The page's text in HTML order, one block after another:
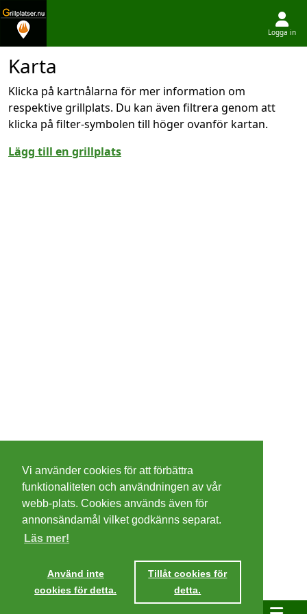
Logga in
Karta
Klicka på kartnålarna för mer information om
respektive grillplats. Du kan även filtrera genom att
klicka på filter-symbolen till höger ovanför kartan.
Lägg till en grillplats
Cookies
Integritetspolicy
Villkor
Vi använder cookies för att förbättra
funktionaliteten och användningen av vår
webb-plats. Cookies används även för
annonsändamål vilket godkänns separat.
Läs mer!
Använd inte
cookies för detta.
Tillåt cookies för
detta.